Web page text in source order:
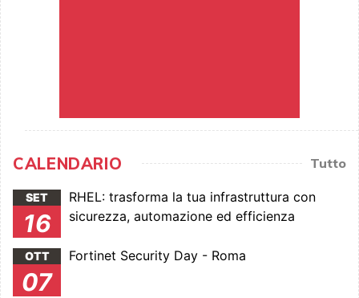
CALENDARIO Tutto
SET
16
RHEL: trasforma la tua infrastruttura con
sicurezza, automazione ed efficienza
OTT
07
Fortinet Security Day - Roma